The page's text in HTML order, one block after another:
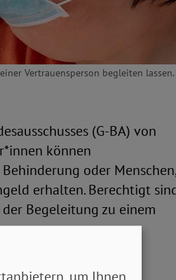
Vertrauensperson begleiten
(G-BA) von
können
oder Menschen,
erhalten. Berechtigt
Begeleitung zu einem
Zuge der
um Ihnen